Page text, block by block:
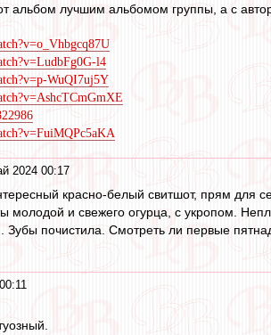
альбом лучшим альбомом группы, а с
l4
WuQI7uj5Y
2024 00:17
красно-белый свитшот, прям для
молодой и свежего огурца, с укропом.
Зубы почистила. Смотреть ли первые